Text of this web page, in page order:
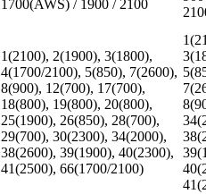
1700(AWS) / 1900 / 2100
1(2100), 2(1900), 3(1800),
4(1700/2100), 5(850), 7(2600),
8(900), 12(700), 17(700),
18(800), 19(800), 20(800),
25(1900), 26(850), 28(700),
29(700), 30(2300), 34(2000),
38(2600), 39(1900), 40(2300),
41(2500), 66(1700/2100)